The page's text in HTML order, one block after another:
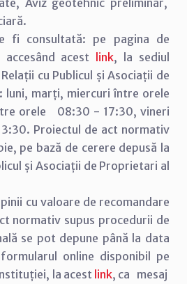
fi consultată: pe pagina de
acest link, la sediul
cu Publicul și Asociații de
luni, marți, miercuri între orele
orele 08:30 - 17:30, vineri
Proiectul de act normativ
pe bază de cerere depusă la
și Asociații de Proprietari al
cu valoare de recomandare
normativ supus procedurii de
se pot depune până la data
online disponibil pe
la acest link, ca mesaj